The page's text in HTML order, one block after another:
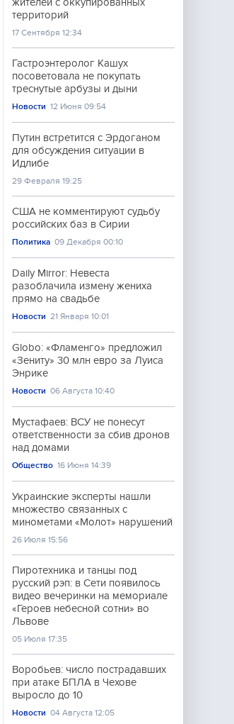
территорий
17 Сентября 12:34
Гастроэнтеролог Кашух
посоветовала не покупать
треснутые арбузы и дыни
Новости 12 Июня 09:54
Путин встретится с Эрдоганом
для обсуждения ситуации в
Идлибе
29 Февраля 19:25
США не комментируют судьбу
российских баз в Сирии
Политика 09 Декабря 00:10
Daily Mirror: Невеста
разоблачила измену жениха
прямо на свадьбе
Новости 21 Января 10:01
Globo: «Фламенго» предложил
«Зениту» 30 млн евро за Луиса
Энрике
Новости 06 Августа 10:40
Мустафаев: ВСУ не понесут
ответственности за сбив дронов
над домами
Общество 16 Июня 14:39
Украинские эксперты нашли
множество связанных с
минометами «Молот» нарушений
26 Июля 15:56
Пиротехника и танцы под
русский рэп: в Сети появилось
видео вечеринки на мемориале
«Героев небесной сотни» во
Львове
05 Июля 17:35
Воробьев: число пострадавших
при атаке БПЛА в Чехове
выросло до 10
Новости 04 Августа 12:05